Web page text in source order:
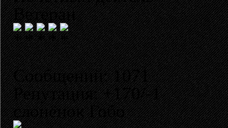
Ветеран
Сообщений: 1071
Репутация: +170/-1
слонёнок Гобо